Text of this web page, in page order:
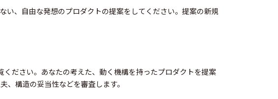
い、自由な発想のプロダクトの提案をしてください。提案の新規
ださい。あなたの考えた、動く機構を持ったプロダクトを提案
、構造の妥当性などを審査します。